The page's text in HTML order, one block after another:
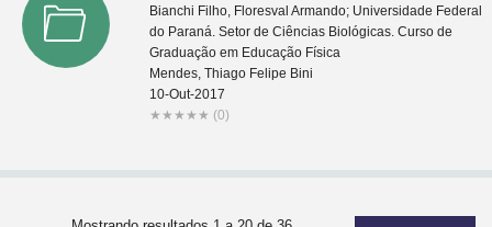
Bianchi Filho, Floresval Armando; Universidade Federal
do Paraná. Setor de Ciências Biológicas. Curso de
Graduação em Educação Física
Mendes, Thiago Felipe Bini
10-Out-2017
★ ★ ★ ★ ★ (0)